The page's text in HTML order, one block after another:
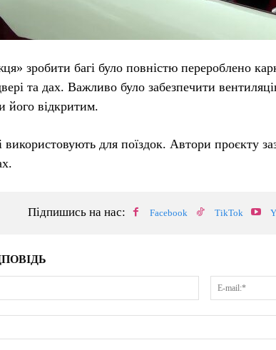
зробити багі було повністю перероблено
та дах. Важливо було забезпечити
його відкритим.
використовують для поїздок. Автори проєкту
Підпишись на нас: Facebook TikTok
Ім'я:*